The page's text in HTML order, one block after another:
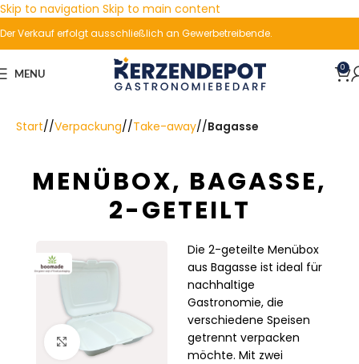
Skip to navigation Skip to main content
Der Verkauf erfolgt ausschließlich an Gewerbetreibende.
MENU 0
Start/ Verpackung/ Take-away/ Bagasse
MENÜBOX, BAGASSE,
2-GETEILT
Click to enlarge
Die 2-geteilte Menübox
aus Bagasse ist ideal für
nachhaltige
Gastronomie, die
verschiedene Speisen
getrennt verpacken
möchte. Mit zwei